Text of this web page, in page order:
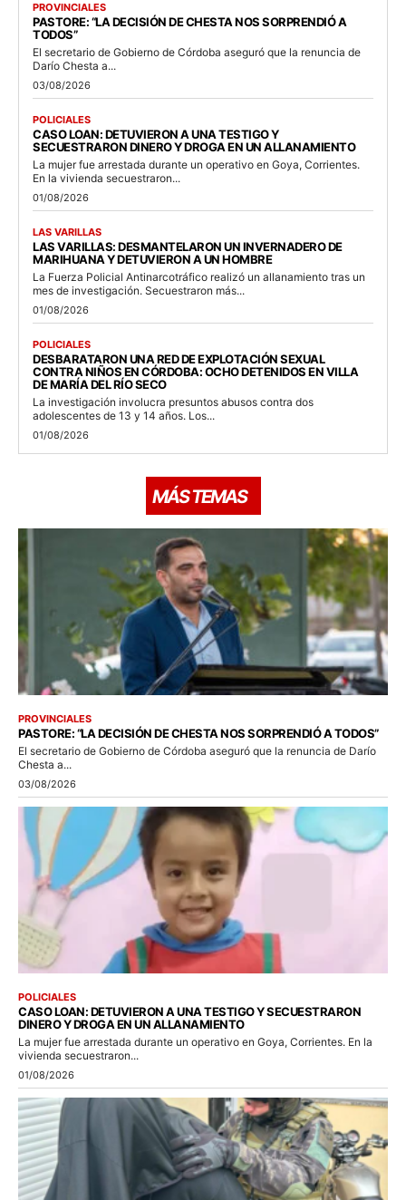
PROVINCIALES
PASTORE: “LA DECISIÓN DE CHESTA NOS SORPRENDIÓ A
TODOS”
El secretario de Gobierno de Córdoba aseguró que la renuncia de
Darío Chesta a...
03/08/2026
POLICIALES
CASO LOAN: DETUVIERON A UNA TESTIGO Y
SECUESTRARON DINERO Y DROGA EN UN ALLANAMIENTO
La mujer fue arrestada durante un operativo en Goya, Corrientes.
En la vivienda secuestraron...
01/08/2026
LAS VARILLAS
LAS VARILLAS: DESMANTELARON UN INVERNADERO DE
MARIHUANA Y DETUVIERON A UN HOMBRE
La Fuerza Policial Antinarcotráfico realizó un allanamiento tras un
mes de investigación. Secuestraron más...
01/08/2026
POLICIALES
DESBARATARON UNA RED DE EXPLOTACIÓN SEXUAL
CONTRA NIÑOS EN CÓRDOBA: OCHO DETENIDOS EN VILLA
DE MARÍA DEL RÍO SECO
La investigación involucra presuntos abusos contra dos
adolescentes de 13 y 14 años. Los...
01/08/2026
MÁS TEMAS
PROVINCIALES
PASTORE: “LA DECISIÓN DE CHESTA NOS SORPRENDIÓ A TODOS”
El secretario de Gobierno de Córdoba aseguró que la renuncia de Darío
Chesta a...
03/08/2026
POLICIALES
CASO LOAN: DETUVIERON A UNA TESTIGO Y SECUESTRARON
DINERO Y DROGA EN UN ALLANAMIENTO
La mujer fue arrestada durante un operativo en Goya, Corrientes. En la
vivienda secuestraron...
01/08/2026